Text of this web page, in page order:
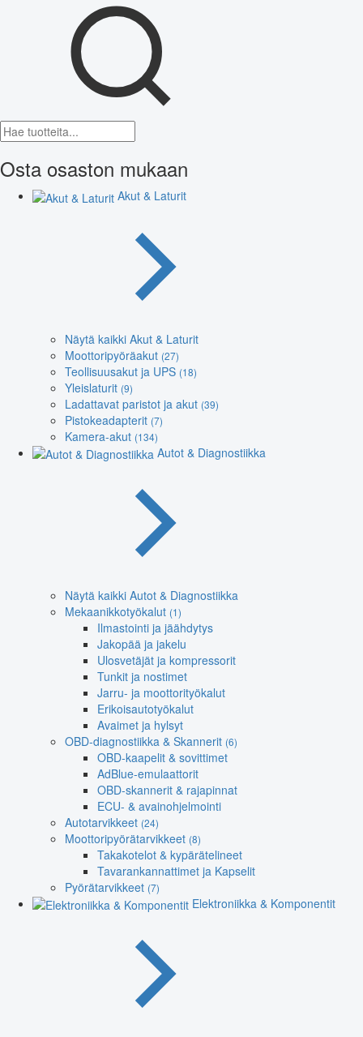
Osta osaston mukaan
Akut & Laturit
Näytä kaikki Akut & Laturit
Moottoripyöräakut (27)
Teollisuusakut ja UPS (18)
Yleislaturit (9)
Ladattavat paristot ja akut (39)
Pistokeadapterit (7)
Kamera-akut (134)
Autot & Diagnostiikka
Näytä kaikki Autot & Diagnostiikka
Mekaanikkotyökalut (1)
Ilmastointi ja jäähdytys
Jakopää ja jakelu
Ulosvetäjät ja kompressorit
Tunkit ja nostimet
Jarru- ja moottorityökalut
Erikoisautotyökalut
Avaimet ja hylsyt
OBD-diagnostiikka & Skannerit (6)
OBD-kaapelit & sovittimet
AdBlue-emulaattorit
OBD-skannerit & rajapinnat
ECU- & avainohjelmointi
Autotarvikkeet (24)
Moottoripyörätarvikkeet (8)
Takakotelot & kypärätelineet
Tavarankannattimet ja Kapselit
Pyörätarvikkeet (7)
Elektroniikka & Komponentit